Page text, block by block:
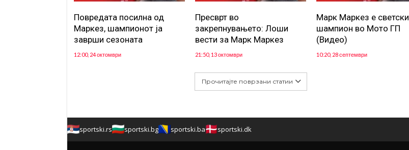
Повредата посилна од
Маркез, шампионот ја
заврши сезоната
12:00, 24 октомври
Пресврт во
закрепнувањето: Лоши
вести за Марк Маркез
21:50, 13 октомври
Марк Маркез е светски
шампион во Мото ГП
(Видео)
10:20, 28 септември
Прочитајте поврзани статии
sportski.rs sportski.bg sportski.ba sportski.dk